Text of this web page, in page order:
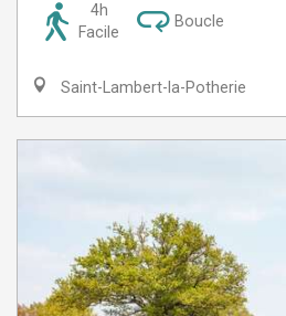
4h
Facile
Boucle
Saint-Lambert-la-Potherie